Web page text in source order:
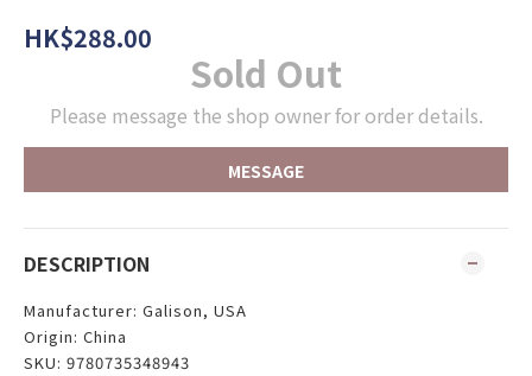
HK$288.00
Sold Out
Please message the shop owner for order details.
MESSAGE
DESCRIPTION
Manufacturer: Galison, USA
Origin: China
SKU: 9780735348943